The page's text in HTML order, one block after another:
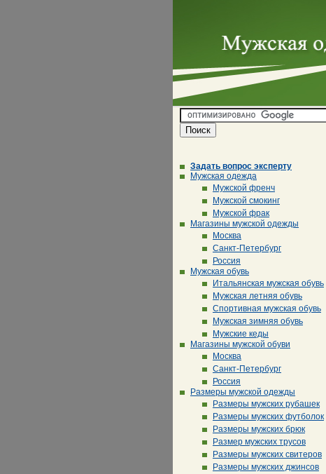
Задать вопрос эксперту
Мужская одежда
Мужской френч
Мужской смокинг
Мужской фрак
Магазины мужской одежды
Москва
Санкт-Петербург
Россия
Мужская обувь
Итальянская мужская обувь
Мужская летняя обувь
Спортивная мужская обувь
Мужская зимняя обувь
Мужские кеды
Магазины мужской обуви
Москва
Санкт-Петербург
Россия
Размеры мужской одежды
Размеры мужских рубашек
Размеры мужских футболок
Размеры мужских брюк
Размер мужских трусов
Размеры мужских свитеров
Размеры мужских джинсов